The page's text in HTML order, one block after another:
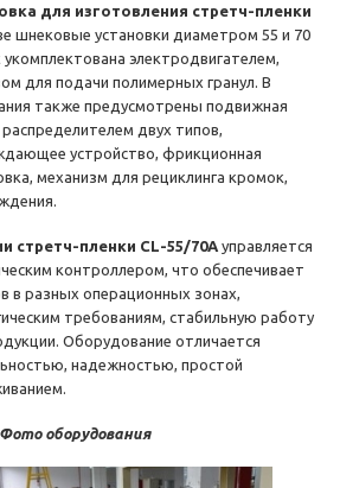
для изготовления стретч-пленки
шнековые установки диаметром 55 и 70
электродвигателем,
для подачи полимерных гранул. В
также предусмотрены подвижная
распределителем двух типов,
устройство, фрикционная
механизм для рециклинга кромок,
стретч-пленки CL-55/70A управляется
контроллером, что обеспечивает
в разных операционных зонах,
требованиям, стабильную работу
Оборудование отличается
надежностью, простой
Фото оборудования